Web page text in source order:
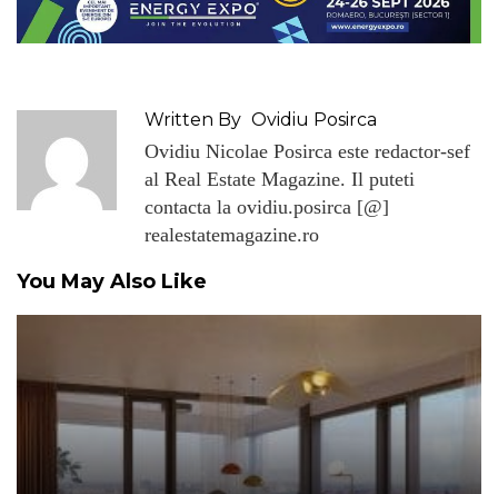
Written By Ovidiu Posirca
Ovidiu Nicolae Posirca este redactor-sef
al Real Estate Magazine. Il puteti
contacta la ovidiu.posirca [@]
realestatemagazine.ro
You May Also Like